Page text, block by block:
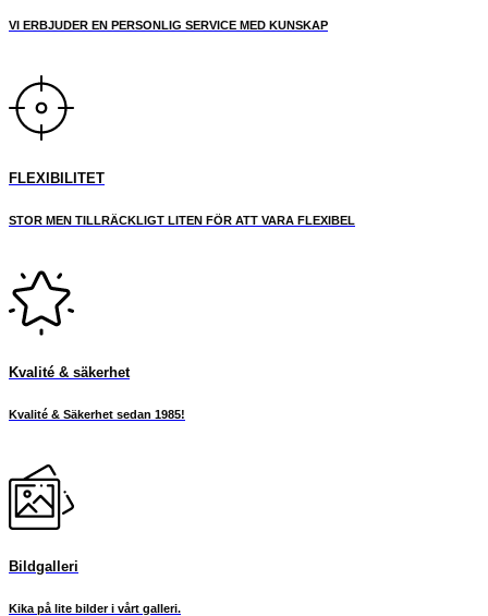
VI ERBJUDER EN PERSONLIG SERVICE MED KUNSKAP
FLEXIBILITET
STOR MEN TILLRÄCKLIGT LITEN FÖR ATT VARA FLEXIBEL
Kvalité & säkerhet
Kvalité & Säkerhet sedan 1985!
Bildgalleri
Kika på lite bilder i vårt galleri.